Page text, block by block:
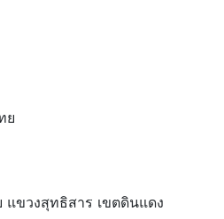
ย
ขวงสุทธิสาร เขตดินแดง